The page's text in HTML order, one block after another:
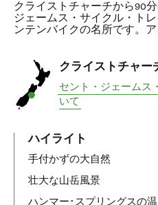
クライストチャーチから90
ジェームス・サイクル・ト
ンテンバイクの名所です。
クライストチャー
セント・ジェームス
いて
ハイライト
手付かずの大自然
壮大な山岳風景
ハンマー･スプリングスの